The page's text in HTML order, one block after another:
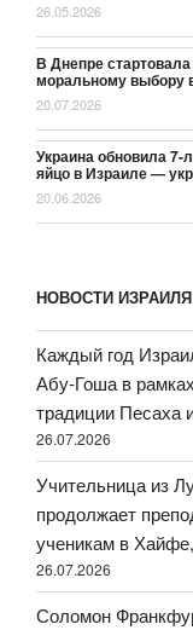
26.05.2026
В Днепре
моральному выбору
20.07.2026
Украина обновила 7-
яйцо в Израиле —
20.06.2026
НОВОСТИ ИЗРАИЛЯ
Каждый год
Абу-Гоша в
традиции Песаха
26.07.2026
Учительница из
продолжает
ученикам в
26.07.2026
Соломон